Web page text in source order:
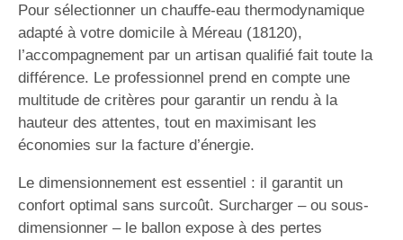
Pour sélectionner un chauffe-eau thermodynamique
adapté à votre domicile à Méreau (18120),
l’accompagnement par un artisan qualifié fait toute la
différence. Le professionnel prend en compte une
multitude de critères pour garantir un rendu à la
hauteur des attentes, tout en maximisant les
économies sur la facture d’énergie.
Le dimensionnement est essentiel : il garantit un
confort optimal sans surcoût. Surcharger – ou sous-
dimensionner – le ballon expose à des pertes